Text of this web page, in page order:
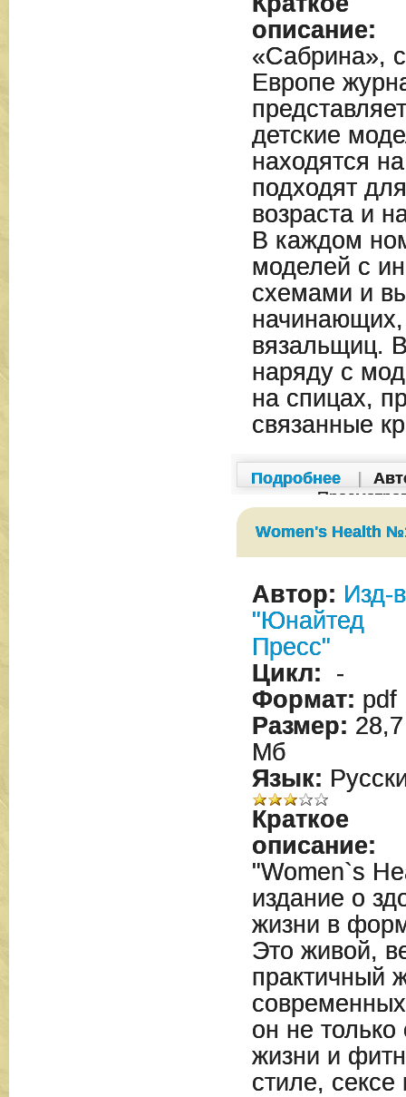
описание:
«Сабрина»,
Европе
детские
находятся
подходят
возраста и
В каждом
моделей с
схемами и
вязальщиц.
наряду с
на спицах,
связанные
Подробнее
Women's Health
Автор: Изд-
"Юнайтед
Пресс"
Цикл: -
Формат: pdf
Размер: 28,7
Мб
Язык:
Краткое
описание:
"Women`s
издание о
жизни в
Это живой,
практичный
он не
жизни и
стиле,